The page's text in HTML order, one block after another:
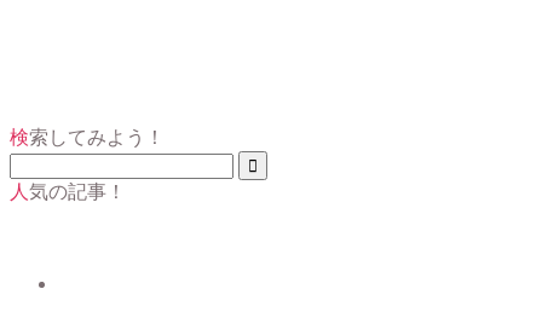
検索してみよう！
人気の記事！